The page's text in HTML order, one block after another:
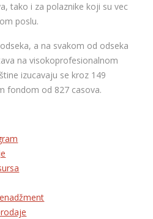
tako i za polaznike koji su vec
poslu.
a na svakom od odseka
na visokoprofesionalnom
izucavaju se kroz 149
fondom od 827 casova.